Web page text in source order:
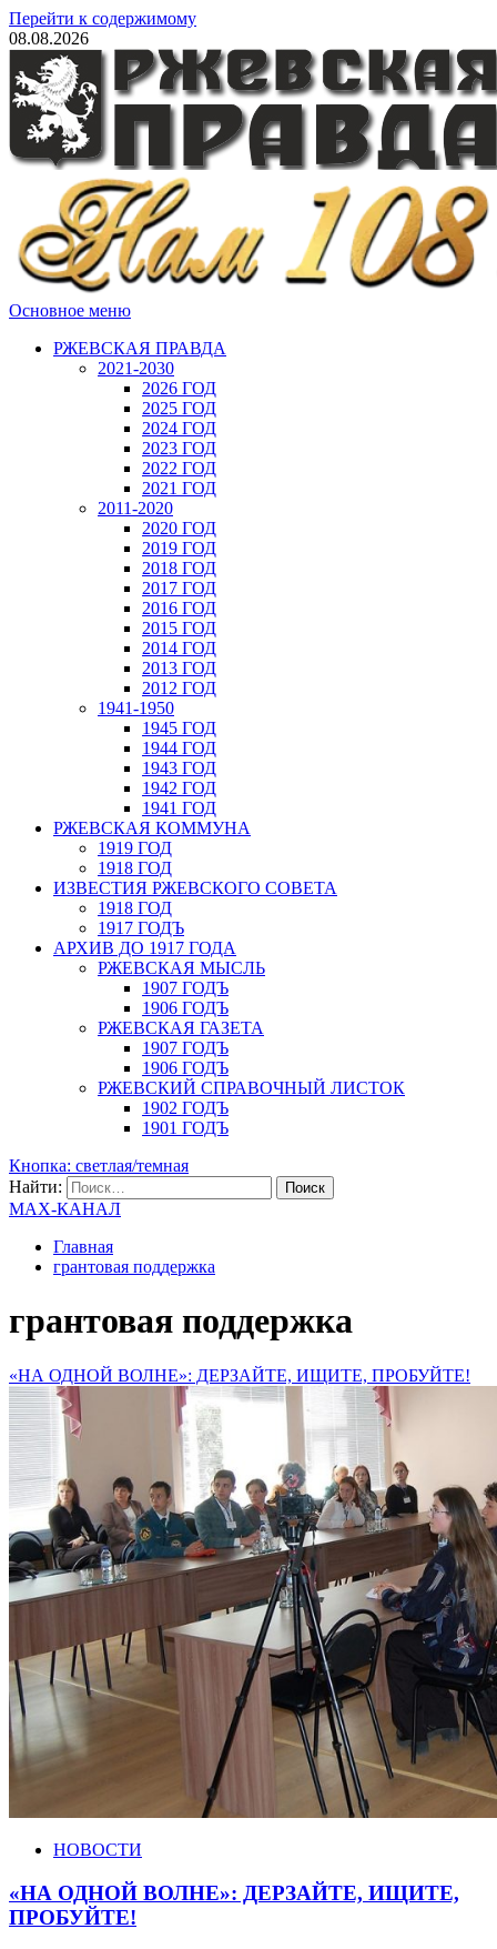
Перейти к содержимому
08.08.2026
Основное меню
РЖЕВСКАЯ ПРАВДА
2021-2030
2026 ГОД
2025 ГОД
2024 ГОД
2023 ГОД
2022 ГОД
2021 ГОД
2011-2020
2020 ГОД
2019 ГОД
2018 ГОД
2017 ГОД
2016 ГОД
2015 ГОД
2014 ГОД
2013 ГОД
2012 ГОД
1941-1950
1945 ГОД
1944 ГОД
1943 ГОД
1942 ГОД
1941 ГОД
РЖЕВСКАЯ КОММУНА
1919 ГОД
1918 ГОД
ИЗВЕСТИЯ РЖЕВСКОГО СОВЕТА
1918 ГОД
1917 ГОДЪ
АРХИВ ДО 1917 ГОДА
РЖЕВСКАЯ МЫСЛЬ
1907 ГОДЪ
1906 ГОДЪ
РЖЕВСКАЯ ГАЗЕТА
1907 ГОДЪ
1906 ГОДЪ
РЖЕВСКИЙ СПРАВОЧНЫЙ ЛИСТОК
1902 ГОДЪ
1901 ГОДЪ
Кнопка: светлая/темная
Найти:
MAX-КАНАЛ
Главная
грантовая поддержка
грантовая поддержка
«НА ОДНОЙ ВОЛНЕ»: ДЕРЗАЙТЕ, ИЩИТЕ, ПРОБУЙТЕ!
НОВОСТИ
«НА ОДНОЙ ВОЛНЕ»: ДЕРЗАЙТЕ, ИЩИТЕ,
ПРОБУЙТЕ!